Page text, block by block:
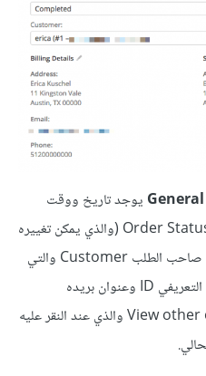
يوجد تاريخ ووقت
الطلب Order Date، حالة الطلب Order Status (والذي يمكن تغييره
من القائمة المنسدلة)، تفاصيل العميل صاحب الطلب Customer والتي
تتضمن اسم المستخدم للعميل، رقمه التعريفي ID وعنوان بريده
الإلكتروني. كما يوجد رابط View other orders والذي عند النقر عليه